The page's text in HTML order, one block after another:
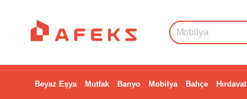
Beyaz Eşya Mutfak Banyo Mobilya Bahçe Hırdavat